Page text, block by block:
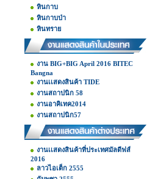
หินกาบ
หินกาบป่า
หินทราย
งาน BIG+BIG April 2016 BITEC
Bangna
งานเเสดงสินค้า TIDE
งานสถาปนิก 58
งานอาคิเทค2014
งานสถาปนิก57
งานเเสดงสินค้าที่ประเทศมัลดีฟส์
2016
ลาวไอเต็ก 2555